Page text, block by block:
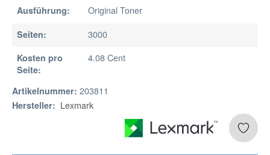
Ausführung: Original Toner
Seiten: 3000
Kosten pro
Seite:
4.08 Cent
Artikelnummer: 203811
Hersteller: Lexmark